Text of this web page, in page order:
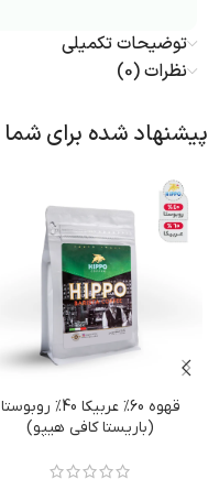
توضیحات تکمیلی
نظرات (0)
پیشنهاد شده برای شما
قهوه 60% عربیکا 40% روبوستا
(باریستا کافی هیپو)